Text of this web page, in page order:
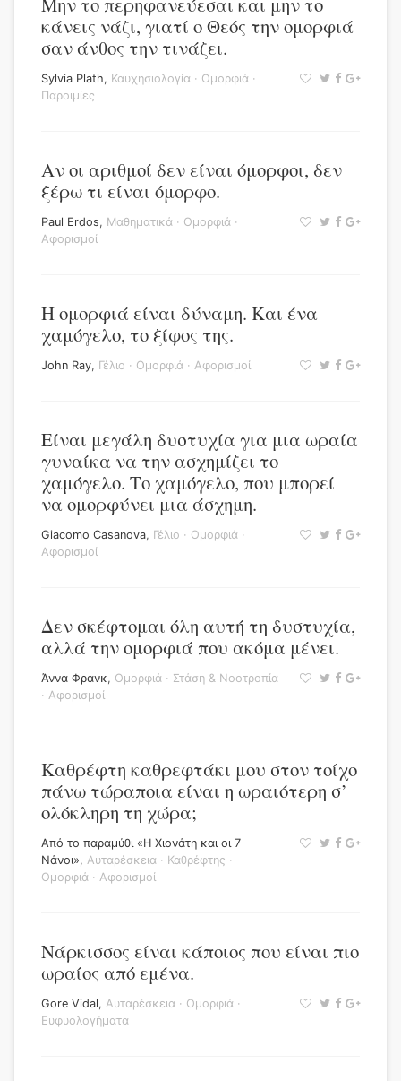
κάνεις νάζι, γιατί ο Θεός την ομορφιά
σαν άνθος την τινάζει.
Sylvia Plath, Καυχησιολογία · Ομορφιά ·
Παροιμίες
Αν οι αριθμοί δεν είναι όμορφοι, δεν
ξέρω τι είναι όμορφο.
Paul Erdos, Μαθηματικά · Ομορφιά ·
Αφορισμοί
Η ομορφιά είναι δύναμη. Και ένα
χαμόγελο, το ξίφος της.
John Ray, Γέλιο · Ομορφιά · Αφορισμοί
Είναι μεγάλη δυστυχία για μια ωραία
γυναίκα να την ασχημίζει το
χαμόγελο. Το χαμόγελο, που μπορεί
να ομορφύνει μια άσχημη.
Giacomo Casanova, Γέλιο · Ομορφιά ·
Αφορισμοί
Δεν σκέφτομαι όλη αυτή τη δυστυχία,
αλλά την ομορφιά που ακόμα μένει.
Άννα Φρανκ, Ομορφιά · Στάση & Νοοτροπία
· Αφορισμοί
Καθρέφτη καθρεφτάκι μου στον τοίχο
πάνω τώραποια είναι η ωραιότερη σ’
ολόκληρη τη χώρα;
Από το παραμύθι «Η Χιονάτη και οι 7
Νάνοι», Αυταρέσκεια · Καθρέφτης ·
Ομορφιά · Αφορισμοί
Νάρκισσος είναι κάποιος που είναι πιο
ωραίος από εμένα.
Gore Vidal, Αυταρέσκεια · Ομορφιά ·
Ευφυολογήματα